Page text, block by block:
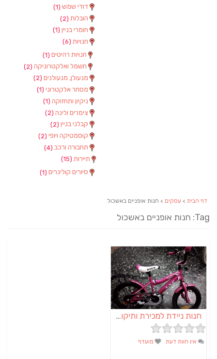
דודי שמש (1)
הובלות (2)
חומרי בניין (1)
חנויות (6)
חנויות רהיטים (1)
חשמל ואלקטרוניקה (2)
מנעולן, מנעולנים (2)
מסחר אלקטרוני (1)
ניקיון ותחזוקה (1)
צימרים ולינה (2)
קבלני בניין (2)
קוסמטיקה ויופי (2)
תחבורה ורכב (4)
תיירות (15)
סיורים קולינרים (1)
דף הבית > עסקים > חנות אופניים באשכול
Tag: חנות אופניים באשכול
חנות ניידת למכירת ותיקון אופניים | מכנאופן
אין חוות דעת מועדף